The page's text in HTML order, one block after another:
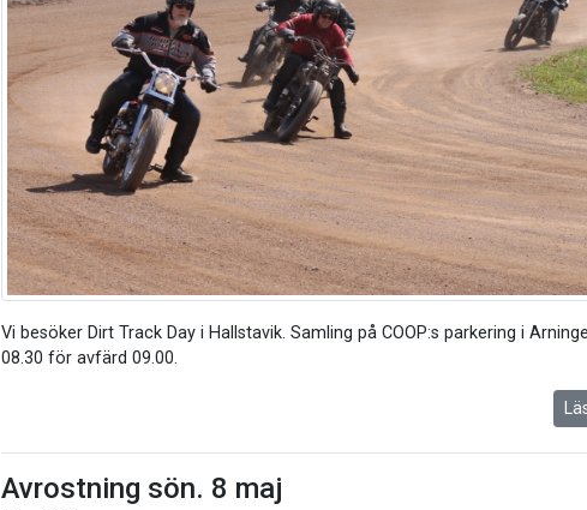
Vi besöker Dirt Track Day i Hallstavik. Samling på COOP:s parkering i
08.30 för avfärd 09.00.
Avrostning sön. 8 maj